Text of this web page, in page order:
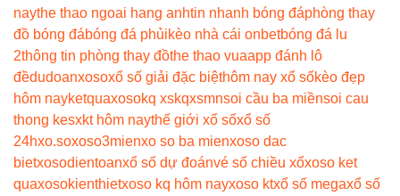
naythe thao ngoai hang anhtin nhanh bóng đáphòng thay
đồ bóng đábóng đá phủikèo nhà cái onbetbóng đá lu
2thông tin phòng thay đồthe thao vuaapp đánh lô
đềdudoanxosoxổ số giải đặc biệthôm nay xổ sốkèo đẹp
hôm nayketquaxosokq xskqxsmnsoi cầu ba miềnsoi cau
thong kesxkt hôm naythế giới xổ sốxổ số
24hxo.soxoso3mienxo so ba mienxoso dac
bietxosodientoanxổ số dự đoánvé số chiều xổxoso ket
quaxosokienthietxoso kq hôm nayxoso ktxổ số megaxổ số